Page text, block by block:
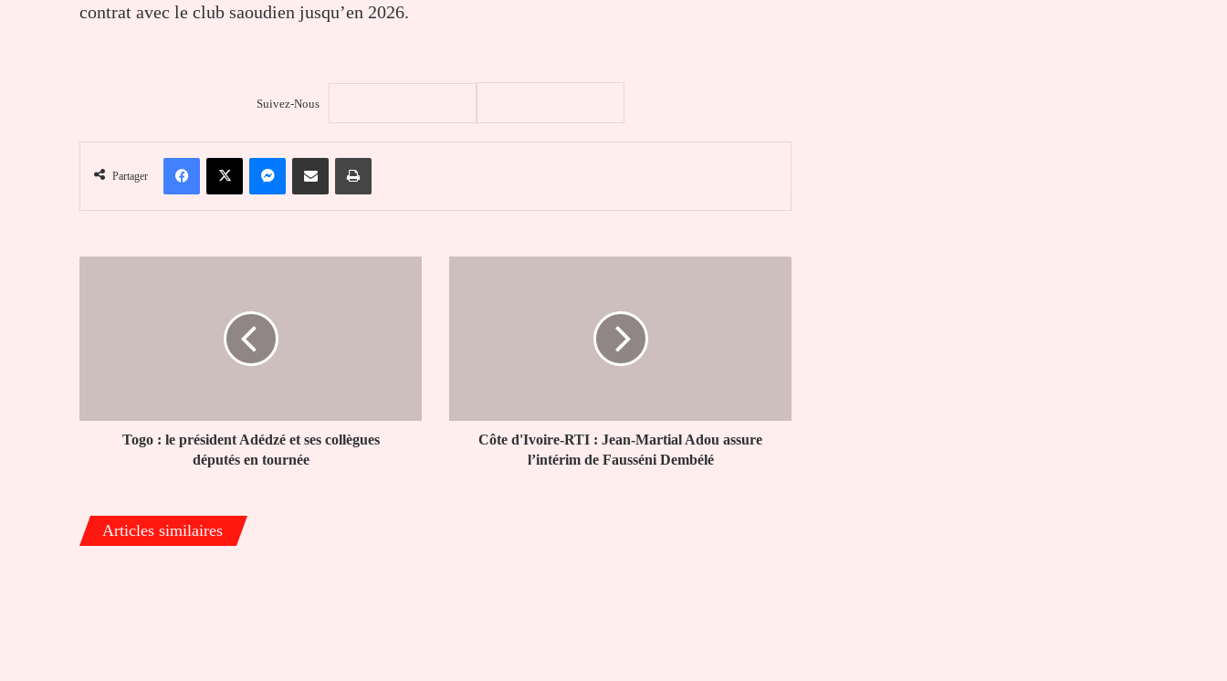
contrat avec le club saoudien jusqu’en 2026.
Suivez-Nous
Partager
FacebookX MessengerPartager par email Imprimer
députés
Togo : le président Adédzé et ses collègues
députés en tournée
l’intérim
Côte d'Ivoire-RTI : Jean-Martial Adou assure
l’intérim de Fausséni Dembélé
Articles similaires